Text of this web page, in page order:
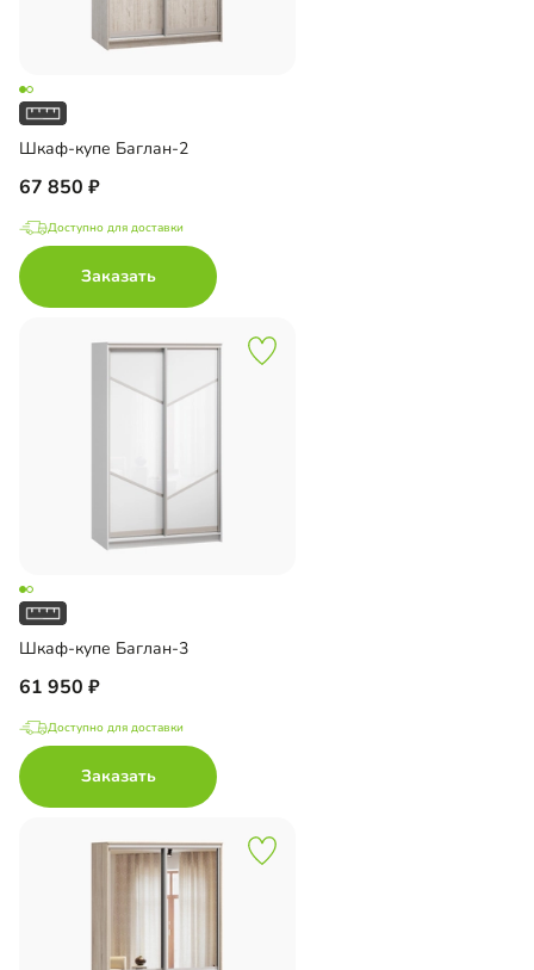
Шкаф-купе Баглан-2
67 850
Доступно для доставки
Заказать
Шкаф-купе Баглан-3
61 950
Доступно для доставки
Заказать